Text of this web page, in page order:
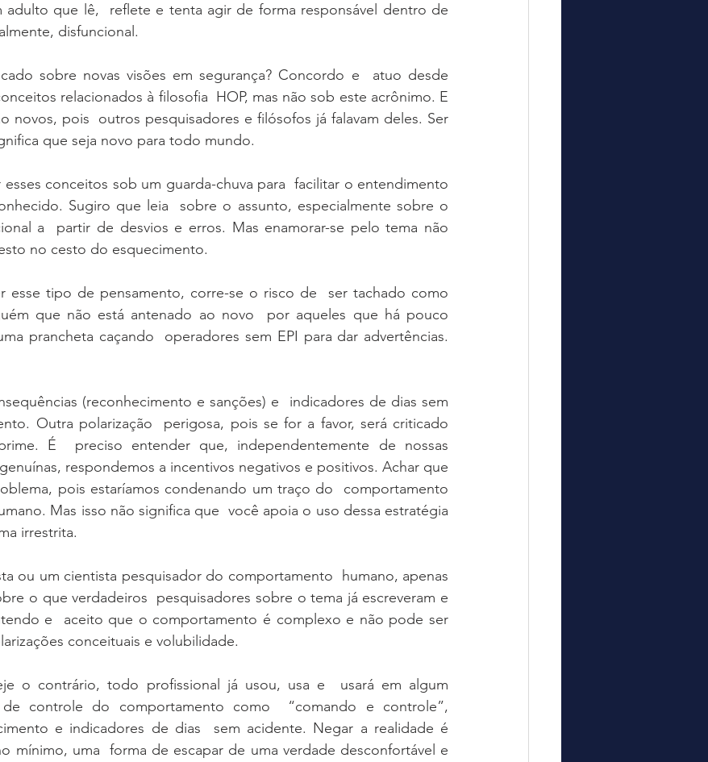
adulto que lê,  reflete e tenta agir de forma responsável dentro de
disfuncional.
sobre novas visões em segurança? Concordo e  atuo desde
relacionados à filosofia  HOP, mas não sob este acrônimo. E
novos, pois  outros pesquisadores e filósofos já falavam deles. Ser
que seja novo para todo mundo.
conceitos sob um guarda-chuva para  facilitar o entendimento
Sugiro que leia  sobre o assunto, especialmente sobre o
a  partir de desvios e erros. Mas enamorar-se pelo tema não
no cesto do esquecimento.
esse tipo de pensamento, corre-se o risco de  ser tachado como
que não está antenado ao novo  por aqueles que há pouco
prancheta caçando  operadores sem EPI para dar advertências.
(reconhecimento e sanções) e  indicadores de dias sem
Outra polarização  perigosa, pois se for a favor, será criticado
É  preciso entender que, independentemente de nossas
respondemos a incentivos negativos e positivos. Achar que
pois estaríamos condenando um traço do  comportamento
Mas isso não significa que  você apoia o uso dessa estratégia
irrestrita.
ou um cientista pesquisador do comportamento  humano, apenas
o que verdadeiros  pesquisadores sobre o tema já escreveram e
e  aceito que o comportamento é complexo e não pode ser
conceituais e volubilidade.
o contrário, todo profissional já usou, usa e  usará em algum
de controle do comportamento como  “comando e controle”,
e indicadores de dias  sem acidente. Negar a realidade é
mínimo, uma  forma de escapar de uma verdade desconfortável e